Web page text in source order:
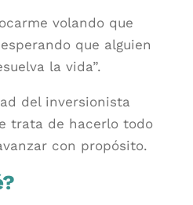
volando que
que alguien
la vida”.
del inversionista
trata de hacerlo todo
con propósito.